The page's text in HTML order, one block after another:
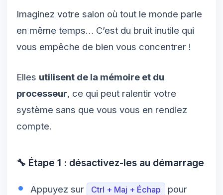
Imaginez votre salon où tout le monde parle
en même temps… C’est du bruit inutile qui
vous empêche de bien vous concentrer !
Elles utilisent de la mémoire et du
processeur, ce qui peut ralentir votre
système sans que vous vous en rendiez
compte.
🔧 Étape 1 : désactivez-les au démarrage
Appuyez sur Ctrl + Maj + Échap
pour